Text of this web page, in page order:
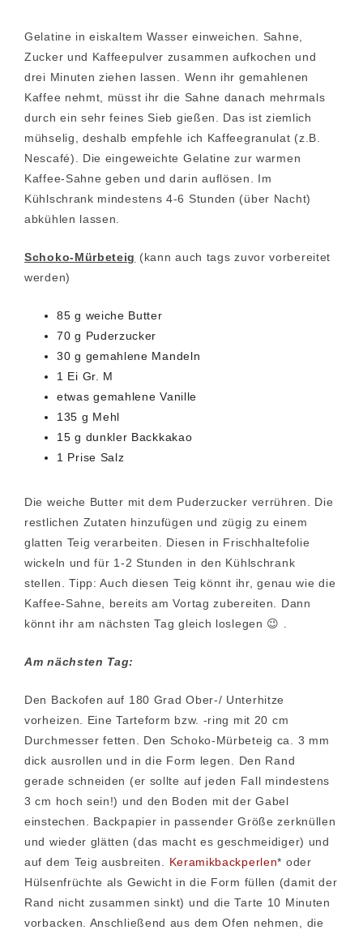
Gelatine in eiskaltem Wasser einweichen. Sahne,
Zucker und Kaffeepulver zusammen aufkochen und
drei Minuten ziehen lassen. Wenn ihr gemahlenen
Kaffee nehmt, müsst ihr die Sahne danach mehrmals
durch ein sehr feines Sieb gießen. Das ist ziemlich
mühselig, deshalb empfehle ich Kaffeegranulat (z.B.
Nescafé). Die eingeweichte Gelatine zur warmen
Kaffee-Sahne geben und darin auflösen. Im
Kühlschrank mindestens 4-6 Stunden (über Nacht)
abkühlen lassen.
Schoko-Mürbeteig (kann auch tags zuvor vorbereitet
werden)
85 g weiche Butter
70 g Puderzucker
30 g gemahlene Mandeln
1 Ei Gr. M
etwas gemahlene Vanille
135 g Mehl
15 g dunkler Backkakao
1 Prise Salz
Die weiche Butter mit dem Puderzucker verrühren. Die
restlichen Zutaten hinzufügen und zügig zu einem
glatten Teig verarbeiten. Diesen in Frischhaltefolie
wickeln und für 1-2 Stunden in den Kühlschrank
stellen. Tipp: Auch diesen Teig könnt ihr, genau wie die
Kaffee-Sahne, bereits am Vortag zubereiten. Dann
könnt ihr am nächsten Tag gleich loslegen 😉 .
Am nächsten Tag:
Den Backofen auf 180 Grad Ober-/ Unterhitze
vorheizen. Eine Tarteform bzw. -ring mit 20 cm
Durchmesser fetten. Den Schoko-Mürbeteig ca. 3 mm
dick ausrollen und in die Form legen. Den Rand
gerade schneiden (er sollte auf jeden Fall mindestens
3 cm hoch sein!) und den Boden mit der Gabel
einstechen. Backpapier in passender Größe zerknüllen
und wieder glätten (das macht es geschmeidiger) und
auf dem Teig ausbreiten. Keramikbackperlen* oder
Hülsenfrüchte als Gewicht in die Form füllen (damit der
Rand nicht zusammen sinkt) und die Tarte 10 Minuten
vorbacken. Anschließend aus dem Ofen nehmen, die